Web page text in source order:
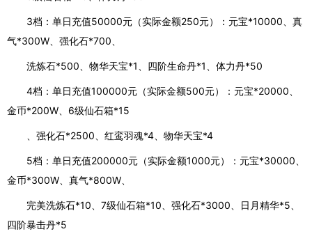
3档：单日充值50000元（实际金额250元）：元宝*10000、真
气*300W、强化石*700、
洗炼石*500、物华天宝*1、四阶生命丹*1、体力丹*50
4档：单日充值100000元（实际金额500元）：元宝*20000、
金币*200W、6级仙石箱*15
、强化石*2500、红鸾羽魂*4、物华天宝*4
5档：单日充值200000元（实际金额1000元）：元宝*30000、
金币*300W、真气*800W、
完美洗炼石*10、7级仙石箱*10、强化石*3000、日月精华*5、
四阶暴击丹*5